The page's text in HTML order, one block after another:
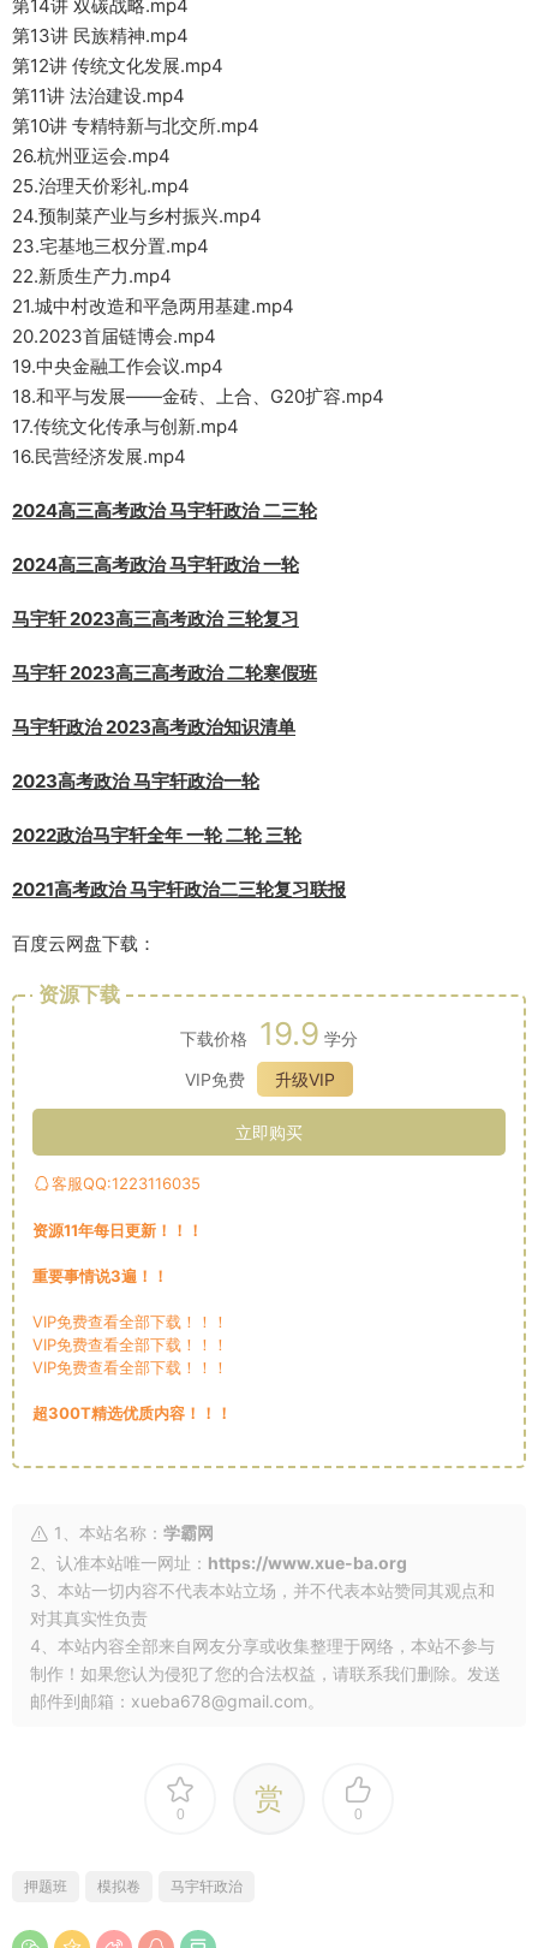
第14讲 双碳战略.mp4
第13讲 民族精神.mp4
第12讲 传统文化发展.mp4
第11讲 法治建设.mp4
第10讲 专精特新与北交所.mp4
26.杭州亚运会.mp4
25.治理天价彩礼.mp4
24.预制菜产业与乡村振兴.mp4
23.宅基地三权分置.mp4
22.新质生产力.mp4
21.城中村改造和平急两用基建.mp4
20.2023首届链博会.mp4
19.中央金融工作会议.mp4
18.和平与发展——金砖、上合、G20扩容.mp4
17.传统文化传承与创新.mp4
16.民营经济发展.mp4
2024高三高考政治 马宇轩政治 二三轮
2024高三高考政治 马宇轩政治 一轮
马宇轩 2023高三高考政治 三轮复习
马宇轩 2023高三高考政治 二轮寒假班
马宇轩政治 2023高考政治知识清单
2023高考政治 马宇轩政治一轮
2022政治马宇轩全年 一轮 二轮 三轮
2021高考政治 马宇轩政治二三轮复习联报
百度云网盘下载：
资源下载
下载价格 19.9 学分
VIP免费
升级VIP
立即购买
客服QQ:1223116035
资源11年每日更新！！！
重要事情说3遍！！
VIP免费查看全部下载！！！
VIP免费查看全部下载！！！
VIP免费查看全部下载！！！
超300T精选优质内容！！！
1、本站名称： 学霸网
2、认准本站唯一网址： https://www.xue-ba.org
3、本站一切内容不代表本站立场，并不代表本站赞同其观点和
对其真实性负责
4、本站内容全部来自网友分享或收集整理于网络，本站不参与
制作！如果您认为侵犯了您的合法权益，请联系我们删除。发送
邮件到邮箱：xueba678@gmail.com。
0 赏 0
押题班 模拟卷 马宇轩政治